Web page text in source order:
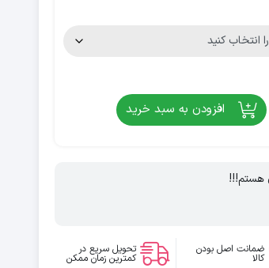
افزودن به سبد خرید
هستم!!!
ضمانت اصل بودن
کالا
تحویل سریع در
کمترین زمان ممکن